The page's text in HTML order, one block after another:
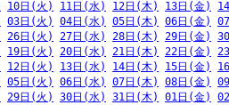
10日(火) 11日(水) 12日(木) 13日(金)
03日(火) 04日(水) 05日(木) 06日(金)
26日(火) 27日(水) 28日(木) 29日(金)
19日(火) 20日(水) 21日(木) 22日(金)
12日(火) 13日(水) 14日(木) 15日(金)
05日(火) 06日(水) 07日(木) 08日(金)
29日(火) 30日(水) 31日(木) 01日(金)